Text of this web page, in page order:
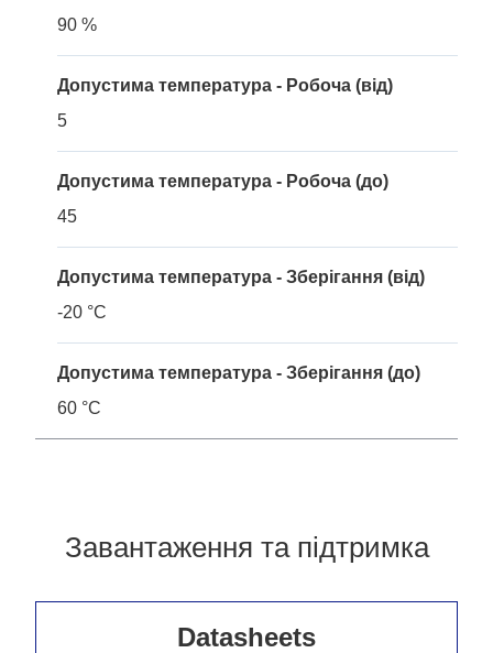
90 %
Допустима температура - Робоча (від)
5
Допустима температура - Робоча (до)
45
Допустима температура - Зберігання (від)
-20 °C
Допустима температура - Зберігання (до)
60 °C
Завантаження та підтримка
Datasheets